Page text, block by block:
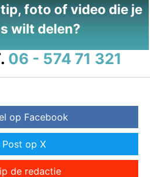
foto of video die je
wilt delen?
06 - 574 71 321
op Facebook
Post op X
de redactie